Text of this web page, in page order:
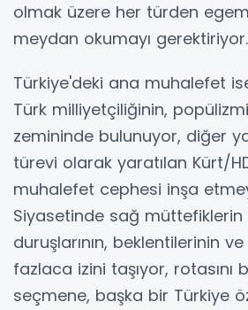
olmak üzere her türden
meydan okumayı gerektiriyor.
Türkiye'deki ana muhalefet
Türk milliyetçiliğinin,
zemininde bulunuyor, diğer
türevi olarak yaratılan Kürt/
muhalefet cephesi inşa
Siyasetinde sağ müttefiklerin
duruşlarının, beklentilerinin ve
fazlaca izini taşıyor, rotasını
seçmene, başka bir Türkiye